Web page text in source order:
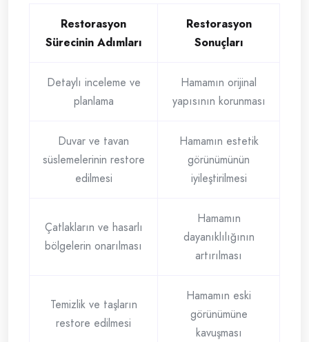
Restorasyon
Sürecinin Adımları
Restorasyon
Sonuçları
Detaylı inceleme ve
planlama
Hamamın orijinal
yapısının korunması
Duvar ve tavan
süslemelerinin restore
edilmesi
Hamamın estetik
görünümünün
iyileştirilmesi
Çatlakların ve hasarlı
bölgelerin onarılması
Hamamın
dayanıklılığının
artırılması
Temizlik ve taşların
restore edilmesi
Hamamın eski
görünümüne
kavuşması